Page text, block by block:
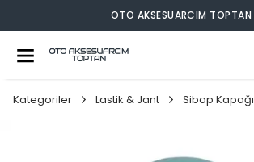
OTO AKSESUARCIM TOPTAN
Kategoriler Lastik & Jant Sibop Kapağı